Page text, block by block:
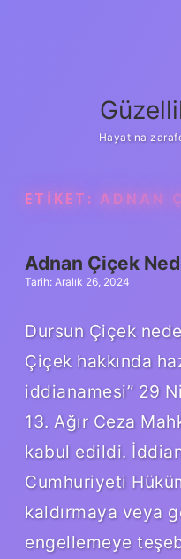
Hayatına
ETIKET: ADNAN
Adnan Çiçek
Tarih: Aralık 26, 2024
Dursun Çiçek
Çiçek hakkında
iddianamesi” 29
13. Ağır Ceza
kabul edildi.
Cumhuriyeti
kaldırmaya veya
engellemeye